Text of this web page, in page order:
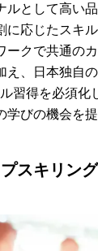
ルとして高い
に応じたスキ
ークで共通の
え、日本独自
習得を必須化
学びの機会を提
スキリング